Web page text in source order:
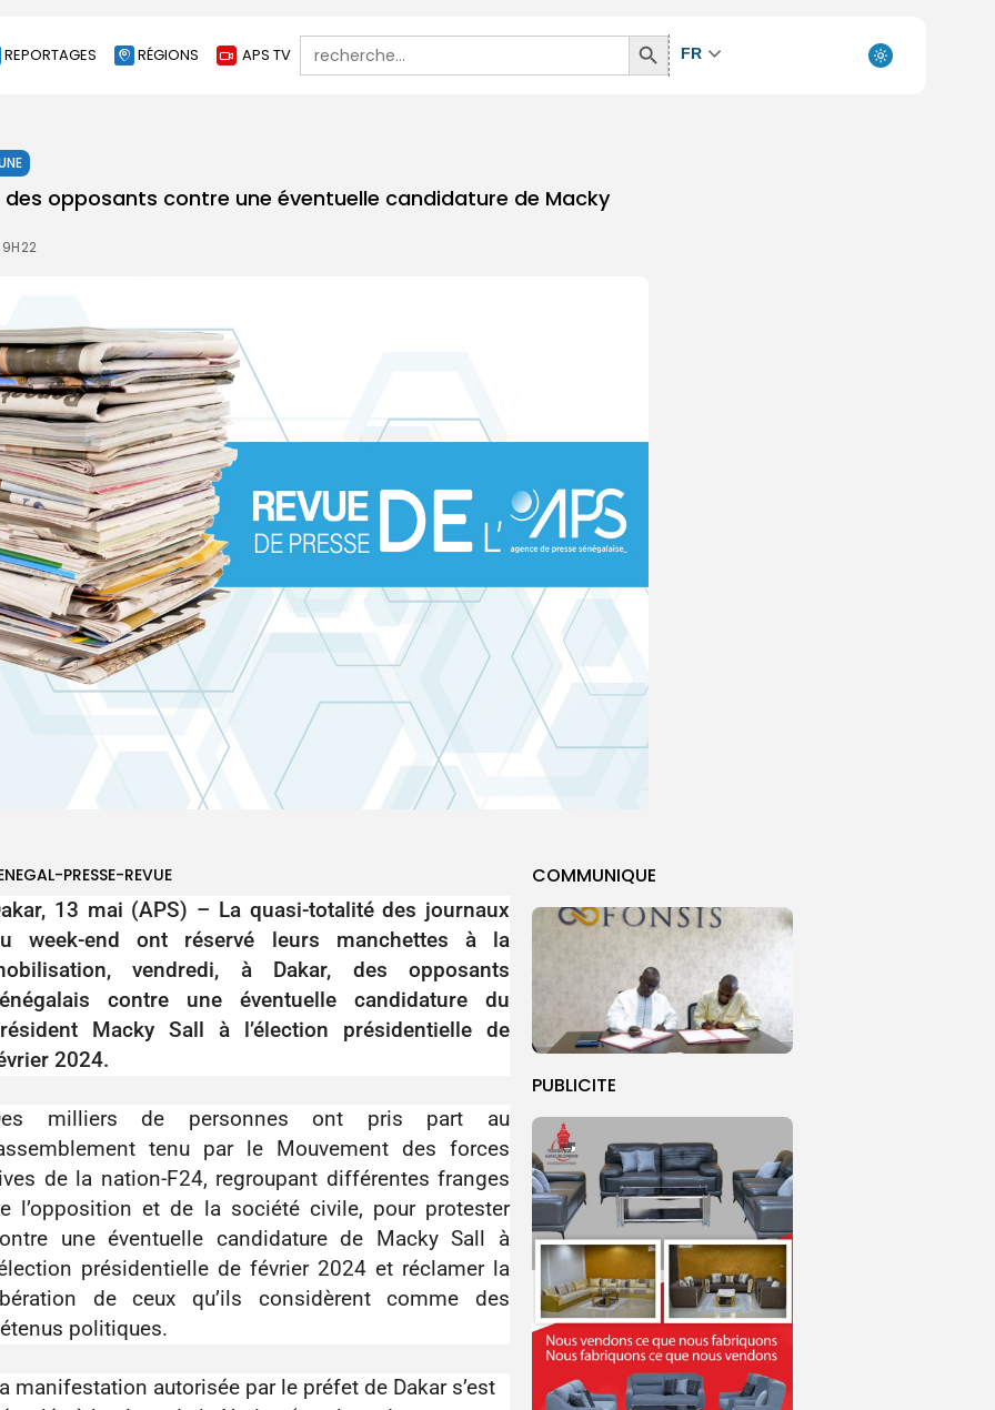
REPORTAGES RÉGIONS APS TV
Search
for:
Search
Button
FR
opposants contre une éventuelle candidature de Macky
COMMUNIQUE
PUBLICITE
PRESSE-REVUE
13 mai (APS) – La quasi-totalité des journaux
week-end ont réservé leurs manchettes à la
vendredi, à Dakar, des opposants
contre une éventuelle candidature du
Macky Sall à l’élection présidentielle de
2024.
milliers de personnes ont pris part au
tenu par le Mouvement des forces
de la nation-F24, regroupant différentes franges
l’opposition et de la société civile, pour protester
une éventuelle candidature de Macky Sall à
présidentielle de février 2024 et réclamer la
de ceux qu’ils considèrent comme des
politiques.
manifestation autorisée par le préfet de Dakar s’est